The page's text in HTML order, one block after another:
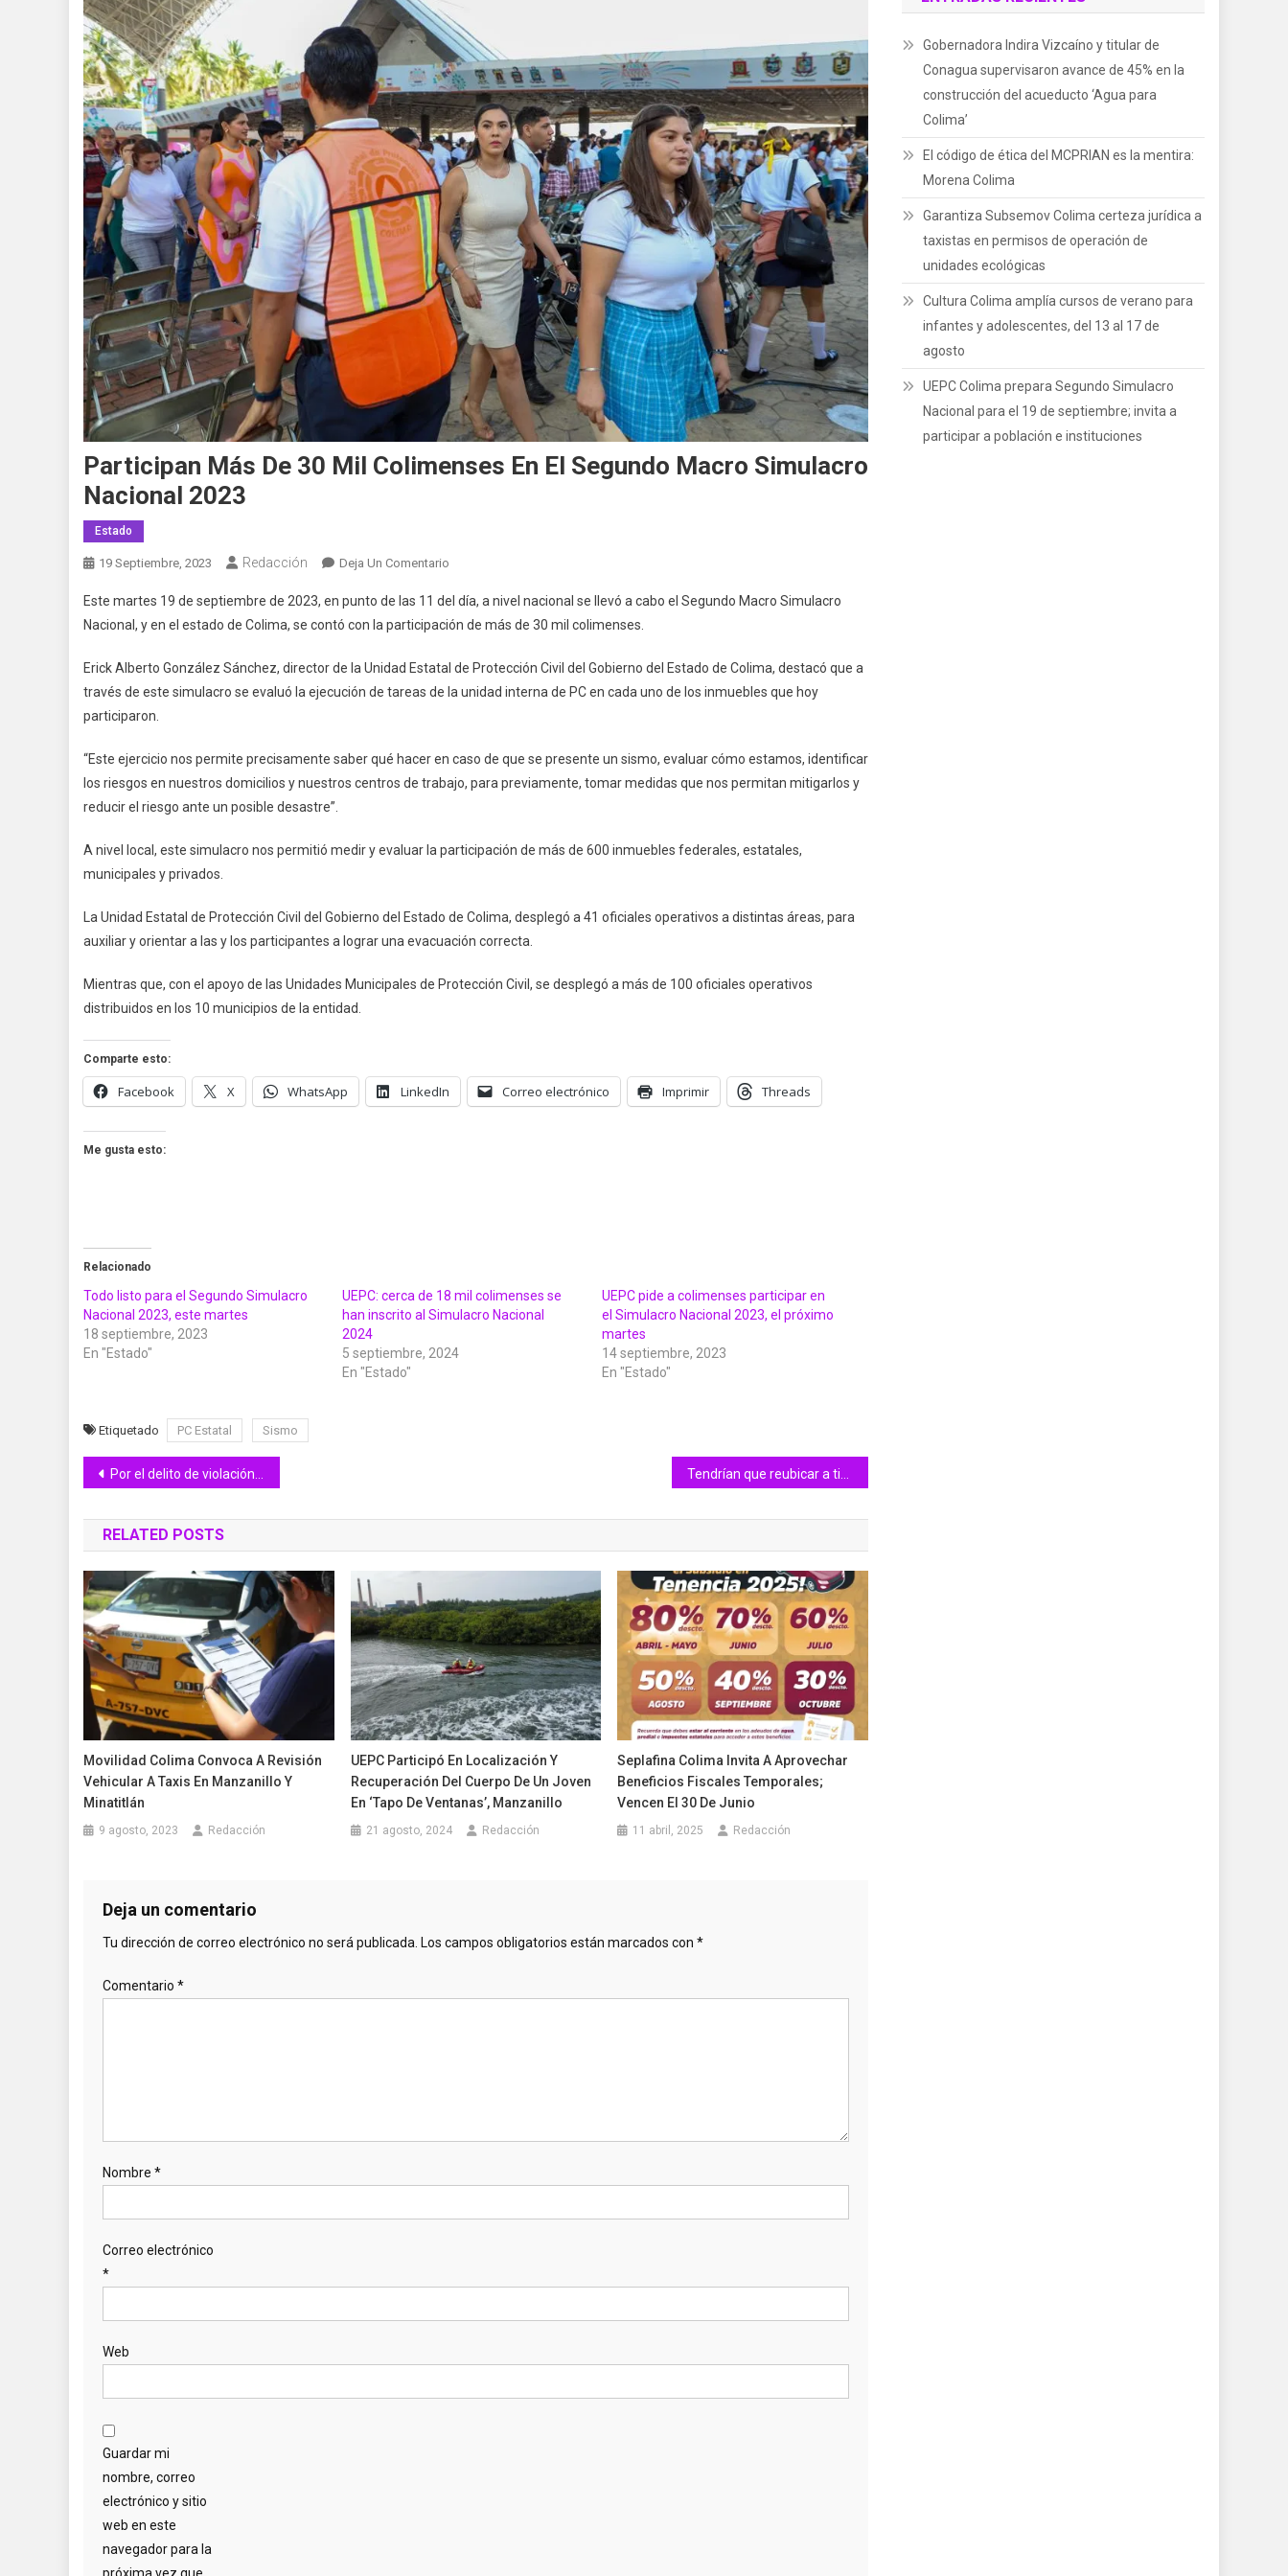
Participan Más De 30 Mil Colimenses En El Segundo Macro Simulacro
Nacional 2023
Estado
19 Septiembre, 2023 Redacción Deja Un Comentario
Más
De
Mil
Colimenses
Segundo
Macro
2023
Este martes 19 de septiembre de 2023, en punto de las 11 del día, a nivel nacional se llevó a cabo el Segundo Macro Simulacro
Nacional, y en el estado de Colima, se contó con la participación de más de 30 mil colimenses.
Erick Alberto González Sánchez, director de la Unidad Estatal de Protección Civil del Gobierno del Estado de Colima, destacó que a
través de este simulacro se evaluó la ejecución de tareas de la unidad interna de PC en cada uno de los inmuebles que hoy
participaron.
“Este ejercicio nos permite precisamente saber qué hacer en caso de que se presente un sismo, evaluar cómo estamos, identificar
los riesgos en nuestros domicilios y nuestros centros de trabajo, para previamente, tomar medidas que nos permitan mitigarlos y
reducir el riesgo ante un posible desastre”.
A nivel local, este simulacro nos permitió medir y evaluar la participación de más de 600 inmuebles federales, estatales,
municipales y privados.
La Unidad Estatal de Protección Civil del Gobierno del Estado de Colima, desplegó a 41 oficiales operativos a distintas áreas, para
auxiliar y orientar a las y los participantes a lograr una evacuación correcta.
Mientras que, con el apoyo de las Unidades Municipales de Protección Civil, se desplegó a más de 100 oficiales operativos
distribuidos en los 10 municipios de la entidad.
Comparte esto:
Facebook X WhatsApp LinkedIn Correo electrónico Imprimir Threads
Me gusta esto:
Relacionado
Todo listo para el Segundo Simulacro
Nacional 2023, este martes
18 septiembre, 2023
En "Estado"
UEPC: cerca de 18 mil colimenses se
han inscrito al Simulacro Nacional
2024
5 septiembre, 2024
En "Estado"
UEPC pide a colimenses participar en
el Simulacro Nacional 2023, el próximo
martes
14 septiembre, 2023
En "Estado"
Etiquetado PC Estatal Sismo
Navegación
de
entradas
Por el delito de violación en agravio de una adolescente, un hombre es vinculado a proceso
RELATED POSTS
Movilidad Colima Convoca A Revisión
Vehicular A Taxis En Manzanillo Y
Minatitlán
9 agosto, 2023 Redacción
UEPC Participó En Localización Y
Recuperación Del Cuerpo De Un Joven
En ‘Tapo De Ventanas’, Manzanillo
21 agosto, 2024 Redacción
Seplafina Colima Invita A Aprovechar
Beneficios Fiscales Temporales;
Vencen El 30 De Junio
11 abril, 2025 Redacción
Deja un comentario
Tu dirección de correo electrónico no será publicada. Los campos obligatorios están marcados con *
Comentario *
Nombre *
Correo electrónico
*
Web
Guardar mi
nombre, correo
electrónico y sitio
web en este
navegador para la
Gobernadora Indira Vizcaíno y titular de
Conagua supervisaron avance de 45% en la
construcción del acueducto ‘Agua para
Colima’
El código de ética del MCPRIAN es la mentira:
Morena Colima
Garantiza Subsemov Colima certeza jurídica a
taxistas en permisos de operación de
unidades ecológicas
Cultura Colima amplía cursos de verano para
infantes y adolescentes, del 13 al 17 de
agosto
UEPC Colima prepara Segundo Simulacro
Nacional para el 19 de septiembre; invita a
participar a población e instituciones